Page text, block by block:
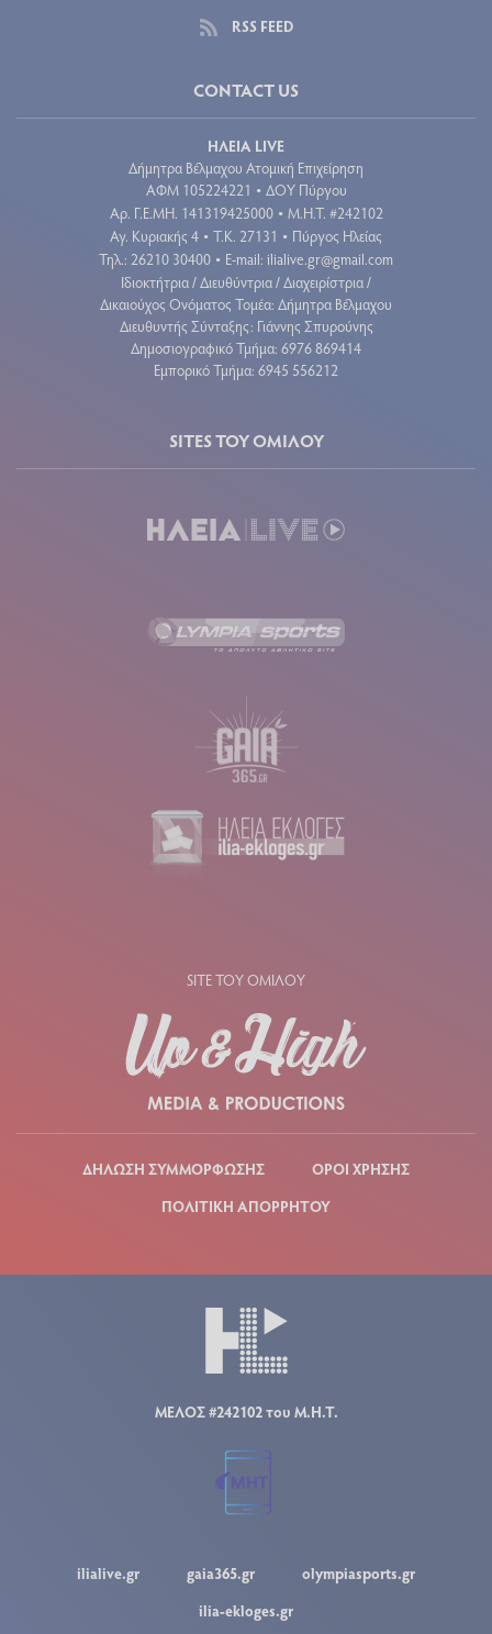
RSS FEED
CONTACT US
ΗΛΕΙΑ LIVE
Δήμητρα Βέλμαχου Ατομική Επιχείρηση
ΑΦΜ 105224221 • ΔΟΥ Πύργου
Aρ. Γ.Ε.ΜΗ. 141319425000 • Μ.Η.Τ. #242102
Αγ. Κυριακής 4 • Τ.Κ. 27131 • Πύργος Ηλείας
Τηλ.: 26210 30400 • E-mail: ilialive.gr@gmail.com
Ιδιοκτήτρια / Διευθύντρια / Διαχειρίστρια /
Δικαιούχος Ονόματος Τομέα: Δήμητρα Βέλμαχου
Διευθυντής Σύνταξης: Γιάννης Σπυρούνης
Δημοσιογραφικό Τμήμα: 6976 869414
Εμπορικό Τμήμα: 6945 556212
SITES ΤΟΥ ΟΜΙΛΟΥ
SITE ΤΟΥ ΟΜΙΛΟΥ
ΔΗΛΩΣΗ ΣΥΜΜΟΡΦΩΣΗΣ
ΟΡΟΙ ΧΡΗΣΗΣ
ΠΟΛΙΤΙΚΗ ΑΠΟΡΡΗΤΟΥ
ΜΕΛΟΣ #242102 του Μ.Η.Τ.
ilialive.gr gaia365.gr
olympiasports.gr
ilia-ekloges.gr